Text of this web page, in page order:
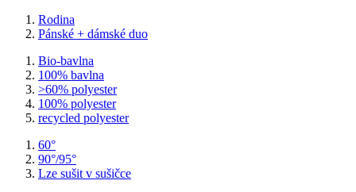
Rodina
Pánské + dámské duo
Bio-bavlna
100% bavlna
>60% polyester
100% polyester
recycled polyester
60°
90°/95°
Lze sušit v sušičce